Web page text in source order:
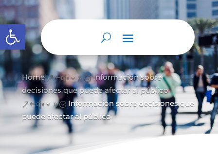
Abrir barra de herramientas
Home &#x39; Información sobre
decisiones que puede afectar al público
&#x39; Información sobre decisiones que
puede afectar al público